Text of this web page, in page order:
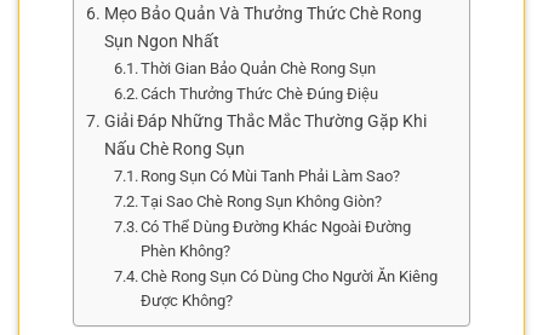
Mẹo Bảo Quản Và Thưởng Thức Chè Rong
Sụn Ngon Nhất
Thời Gian Bảo Quản Chè Rong Sụn
Cách Thưởng Thức Chè Đúng Điệu
Giải Đáp Những Thắc Mắc Thường Gặp Khi
Nấu Chè Rong Sụn
Rong Sụn Có Mùi Tanh Phải Làm Sao?
Tại Sao Chè Rong Sụn Không Giòn?
Có Thể Dùng Đường Khác Ngoài Đường
Phèn Không?
Chè Rong Sụn Có Dùng Cho Người Ăn Kiêng
Được Không?